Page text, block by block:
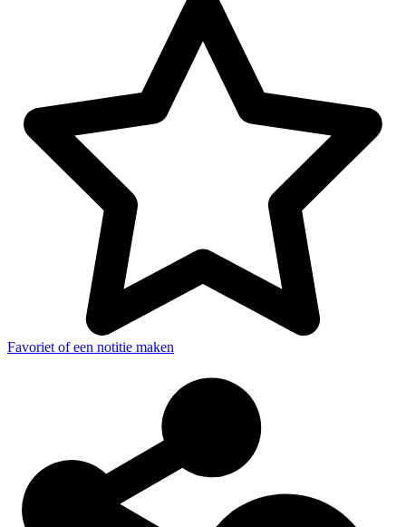
Favoriet of een notitie maken